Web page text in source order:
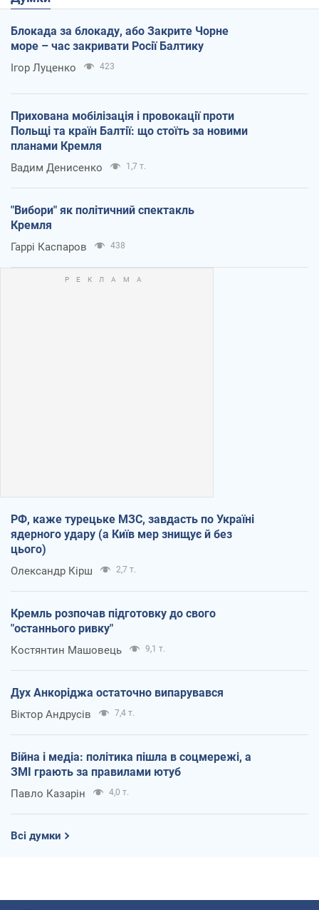
Блокада за блокаду, або Закрите Чорне
море – час закривати Росії Балтику
Ігор Луценко 423
Прихована мобілізація і провокації проти
Польщі та країн Балтії: що стоїть за новими
планами Кремля
Вадим Денисенко 1,7 т.
"Вибори" як політичний спектакль
Кремля
Гаррі Каспаров 438
РФ, каже турецьке МЗС, завдасть по Україні
ядерного удару (а Київ мер знищує й без
цього)
Олександр Кірш 2,7 т.
Кремль розпочав підготовку до свого
"останнього ривку"
Костянтин Машовець 9,1 т.
Дух Анкоріджа остаточно випарувався
Віктор Андрусів 7,4 т.
Війна і медіа: політика пішла в соцмережі, а
ЗМІ грають за правилами ютуб
Павло Казарін 4,0 т.
Всі думки